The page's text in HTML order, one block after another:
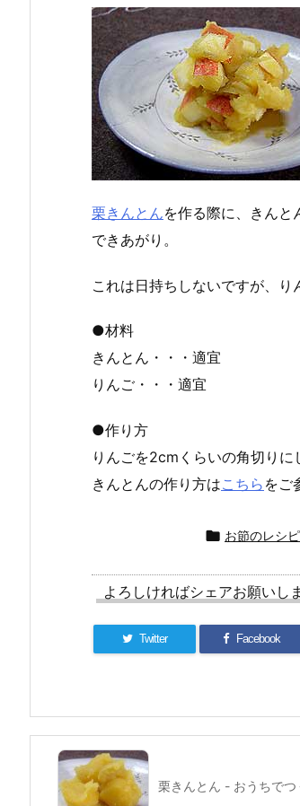
栗きんとんを作る際に、きん
できあがり。
これは日持ちしないですが、り
●材料
きんとん・・・適宜
りんご・・・適宜
●作り方
りんごを2cmくらいの角切りに
きんとんの作り方はこちら をご
 お節のレシピ
よろしければシェアお願いし
Twitter Facebook
栗きんとん - おうちでつ
の重) – おうちでつくれるおせち おせちの詰